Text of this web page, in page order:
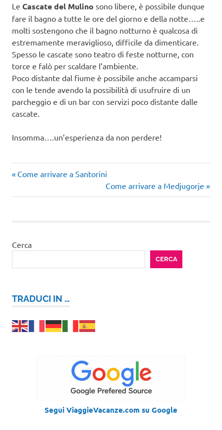
Le Cascate del Mulino sono libere, è possibile dunque
fare il bagno a tutte le ore del giorno e della notte…..e
molti sostengono che il bagno notturno è qualcosa di
estremamente meraviglioso, difficile da dimenticare.
Spesso le cascate sono teatro di feste notturne, con
torce e falò per scaldare l’ambiente.
Poco distante dal fiume è possibile anche accamparsi
con le tende avendo la possibilità di usufruire di un
parcheggio e di un bar con servizi poco distante dalle
cascate.
Insomma….un’esperienza da non perdere!
Navigazione
articoli
Articolo
Come arrivare a Santorini
Articolo
successivo:
Come arrivare a Medjugorje
Cerca
CERCA
TRADUCI IN …
Segui ViaggieVacanze.com su Google